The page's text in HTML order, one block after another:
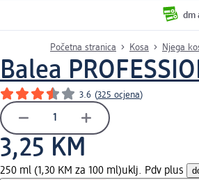
dm
Početna stranica Kosa Njega
Balea
3.6 (325 ocjena)
3,25 KM
250 ml (1,30 KM za 100 ml)uklj. Pdv plus